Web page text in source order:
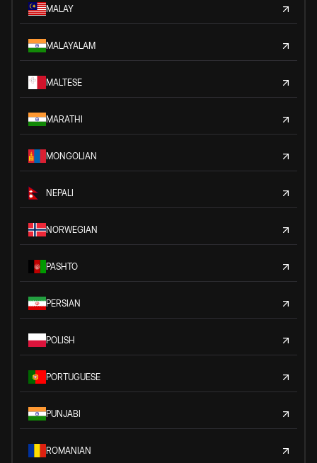
MALAY
MALAYALAM
MALTESE
MARATHI
MONGOLIAN
NEPALI
NORWEGIAN
PASHTO
PERSIAN
POLISH
PORTUGUESE
PUNJABI
ROMANIAN